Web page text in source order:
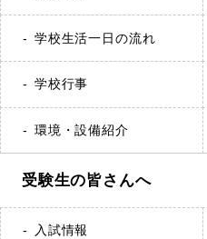
学校生活一日の流れ
学校行事
環境・設備紹介
受験生の皆さんへ
入試情報